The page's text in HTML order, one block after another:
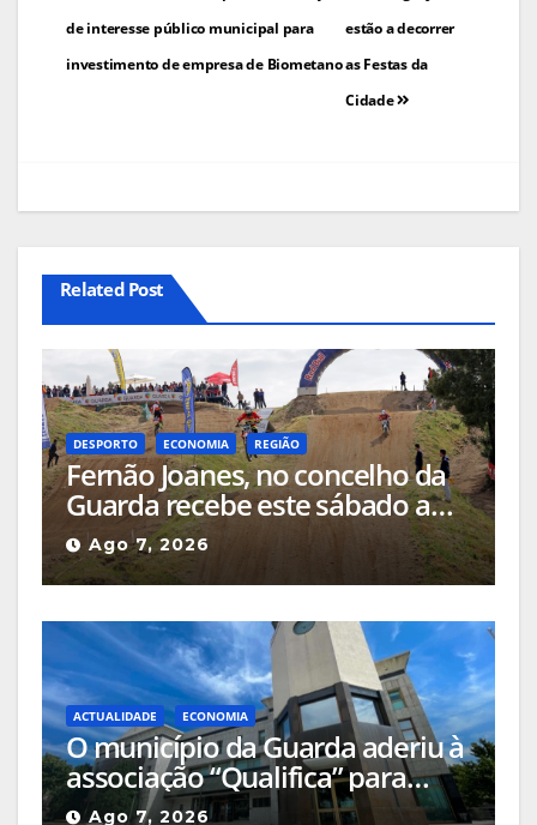
de
artigos
estão a decorrer
as Festas da
Cidade
de interesse público municipal para
investimento de empresa de Biometano
Related Post
DESPORTO ECONOMIA REGIÃO
Fernão Joanes, no concelho da
Guarda recebe este sábado a
Etapa do Campeonato Nacional
de Supercross
Ago 7, 2026
ACTUALIDADE ECONOMIA
O município da Guarda aderiu à
associação “Qualifica” para
certificar e valorizar os produtos
Ago 7, 2026